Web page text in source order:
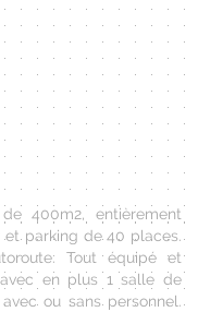
400m2, entièrement
et parking de 40 places.
Tout équipé et
en plus 1 salle de
ou sans personnel.